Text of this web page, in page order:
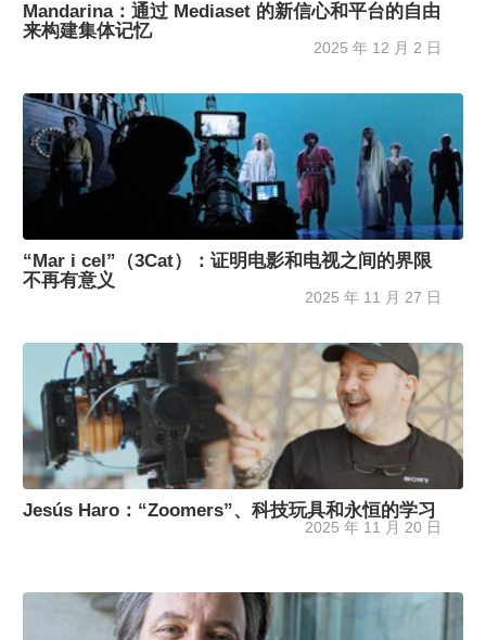
Mandarina：通过 Mediaset 的新信心和平台的自由
来构建集体记忆
2025 年 12 月 2 日
“Mar i cel”（3Cat）：证明电影和电视之间的界限
不再有意义
2025 年 11 月 27 日
Jesús Haro：“Zoomers”、科技玩具和永恒的学习
2025 年 11 月 20 日